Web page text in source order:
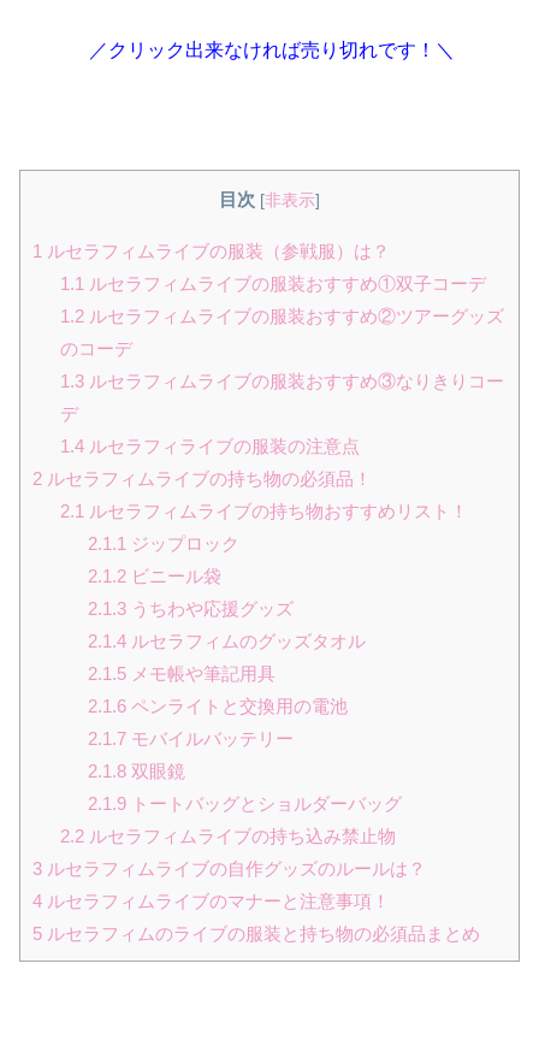
／クリック出来なければ売り切れです！＼
目次 [非表示]
1 ルセラフィムライブの服装（参戦服）は？
1.1 ルセラフィムライブの服装おすすめ①双子コーデ
1.2ルセラフィムライブの服装おすすめ②ツアーグッズ
のコーデ
1.3ルセラフィムライブの服装おすすめ③なりきりコー
デ
1.4ルセラフィライブの服装の注意点
2 ルセラフィムライブの持ち物の必須品！
2.1 ルセラフィムライブの持ち物おすすめリスト！
2.1.1 ジップロック
2.1.2ビニール袋
2.1.3うちわや応援グッズ
2.1.4ルセラフィムのグッズタオル
2.1.5メモ帳や筆記用具
2.1.6ペンライトと交換用の電池
2.1.7モバイルバッテリー
2.1.8双眼鏡
2.1.9トートバッグとショルダーバッグ
2.2ルセラフィムライブの持ち込み禁止物
3 ルセラフィムライブの自作グッズのルールは？
4 ルセラフィムライブのマナーと注意事項！
5 ルセラフィムのライブの服装と持ち物の必須品まとめ